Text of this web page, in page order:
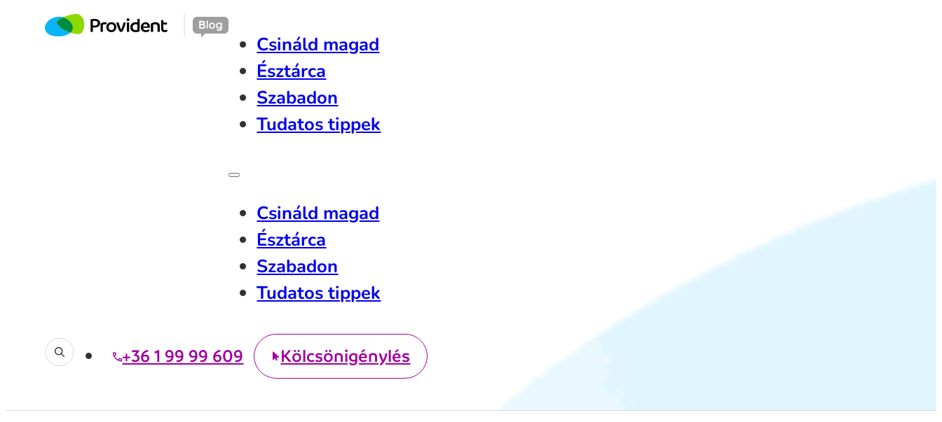
Csináld magad
Észtárca
Szabadon
Tudatos tippek
Csináld magad
Észtárca
Szabadon
Tudatos tippek
+36 1 99 99 609 Kölcsönigénylés